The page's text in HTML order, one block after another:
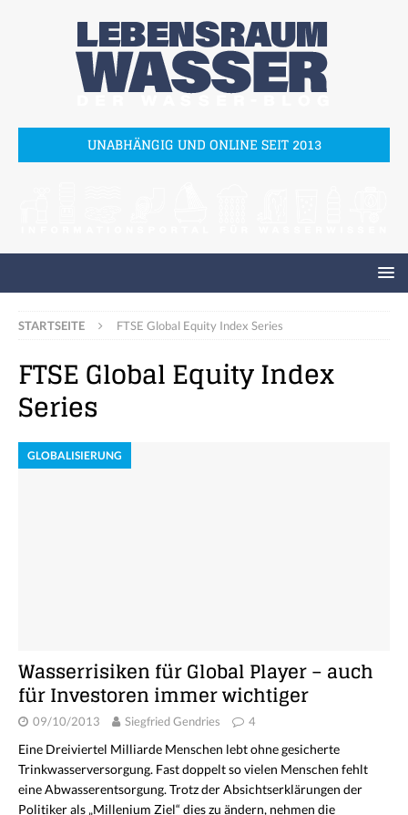
UNABHÄNGIG UND ONLINE SEIT 2013
STARTSEITE FTSE Global Equity Index Series
FTSE Global Equity Index
Series
GLOBALISIERUNG
Wasserrisiken für Global Player – auch
für Investoren immer wichtiger
09/10/2013 Siegfried Gendries 4
Eine Dreiviertel Milliarde Menschen lebt ohne gesicherte
Trinkwasserversorgung. Fast doppelt so vielen Menschen fehlt
eine Abwasserentsorgung. Trotz der Absichtserklärungen der
Politiker als „Millenium Ziel“ dies zu ändern, nehmen die